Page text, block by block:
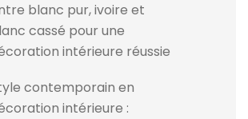
blanc pur, ivoire et
cassé pour une
intérieure réussie
contemporain en
intérieure :